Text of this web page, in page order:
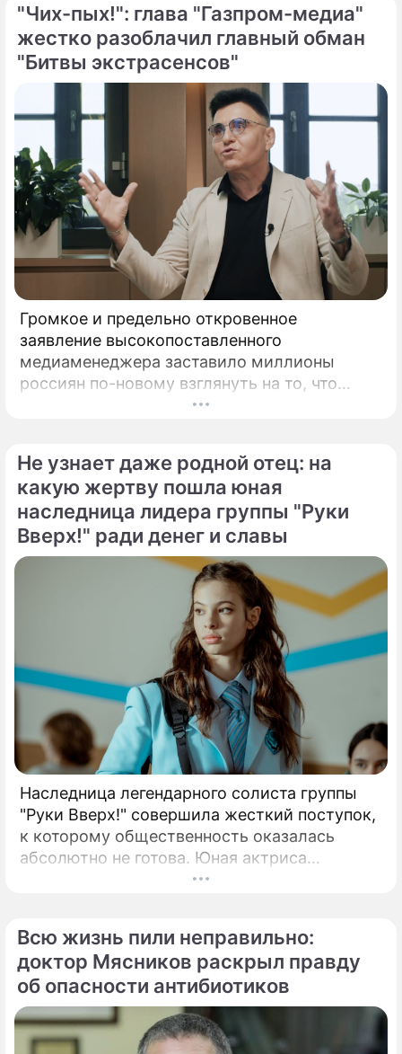
"Чих-пых!": глава "Газпром-медиа"
жестко разоблачил главный обман
"Битвы экстрасенсов"
Громкое и предельно откровенное
заявление высокопоставленного
медиаменеджера заставило миллионы
россиян по-новому взглянуть на то, что
годами происходит на экране главного
холдинга "Газпром-медиа" Александр Жаров
решился на неожидаемый и крайне острый
демарш.
Не узнает даже родной отец: на
какую жертву пошла юная
наследница лидера группы "Руки
Вверх!" ради денег и славы
Наследница легендарного солиста группы
"Руки Вверх!" совершила жесткий поступок,
к которому общественность оказалась
абсолютно не готова. Юная актриса
Вероника Жукова, дочь бессменного лидера
поклонников.
Всю жизнь пили неправильно:
доктор Мясников раскрыл правду
об опасности антибиотиков